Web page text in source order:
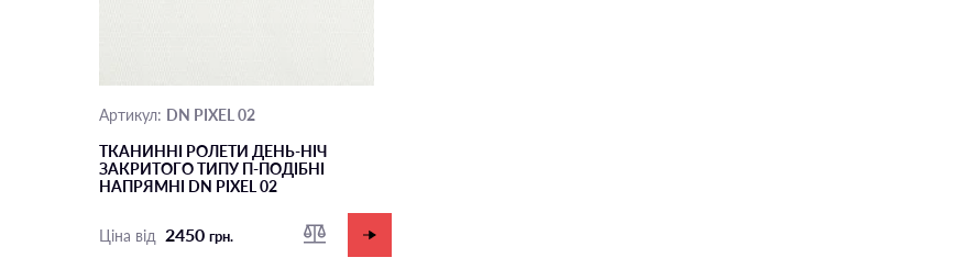
Артикул: DN PIXEL 02
ТКАНИННІ РОЛЕТИ ДЕНЬ-НІЧ
ЗАКРИТОГО ТИПУ П-ПОДIБНІ
НАПРЯМНІ DN PIXEL 02
Ціна від 2450 грн.